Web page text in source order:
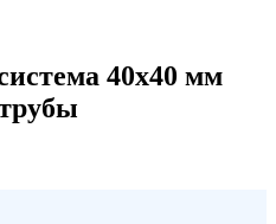
40х40 мм